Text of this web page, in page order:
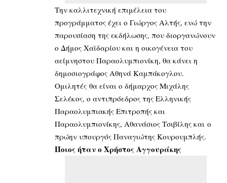
Την καλλιτεχνική επιμέλεια του
προγράμματος έχει ο Γιώργος Αλτής, ενώ την
παρουσίαση της εκδήλωσης, που διοργανώνουν
ο Δήμος Χαϊδαρίου και η οικογένεια του
αείμνηστου Παραολυμπιονίκη, θα κάνει η
δημοσιογράφος Αθηνά Καμπάκογλου.
Ομιλητές θα είναι ο δήμαρχος Μιχάλης
Σελέκος, ο αντιπρόεδρος της Ελληνικής
Παραολυμπιακής Επιτροπής και
Παραολυμπιονίκης, Αθανάσιος Τσιβίλης και ο
πρώην υπουργός Παναγιώτης Κουρουμπλής.
Ποιος ήταν ο Χρήστος Αγγουράκης